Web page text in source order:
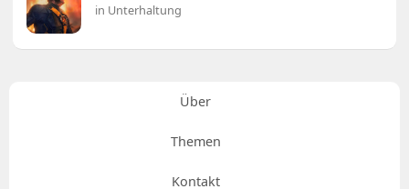
in Unterhaltung
Über
Themen
Kontakt